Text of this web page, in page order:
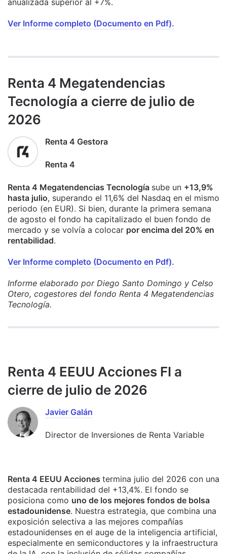
Ver Informe completo (Documento en Pdf).
Renta 4 Megatendencias
Tecnología a cierre de julio de
2026
Renta 4 Gestora
Renta 4
Renta 4 Megatendencias Tecnología sube un +13,9%
hasta julio, superando el 11,6% del Nasdaq en el mismo
periodo (en EUR). Si bien, durante la primera semana
de agosto el fondo ha capitalizado el buen fondo de
mercado y se volvía a colocar por encima del 20% en
rentabilidad.
Ver Informe completo (Documento en Pdf).
Informe elaborado por Diego Santo Domingo y Celso
Otero, cogestores del fondo Renta 4 Megatendencias
Tecnología.
Renta 4 EEUU Acciones FI a
cierre de julio de 2026
Javier Galán
Director de Inversiones de Renta Variable
Renta 4 EEUU Acciones termina julio del 2026 con una
destacada rentabilidad del +13,4%. El fondo se
posiciona como uno de los mejores fondos de bolsa
estadounidense. Nuestra estrategia, que combina una
exposición selectiva a las mejores compañías
estadounidenses en el auge de la inteligencia artificial,
especialmente en semiconductores y la infraestructura